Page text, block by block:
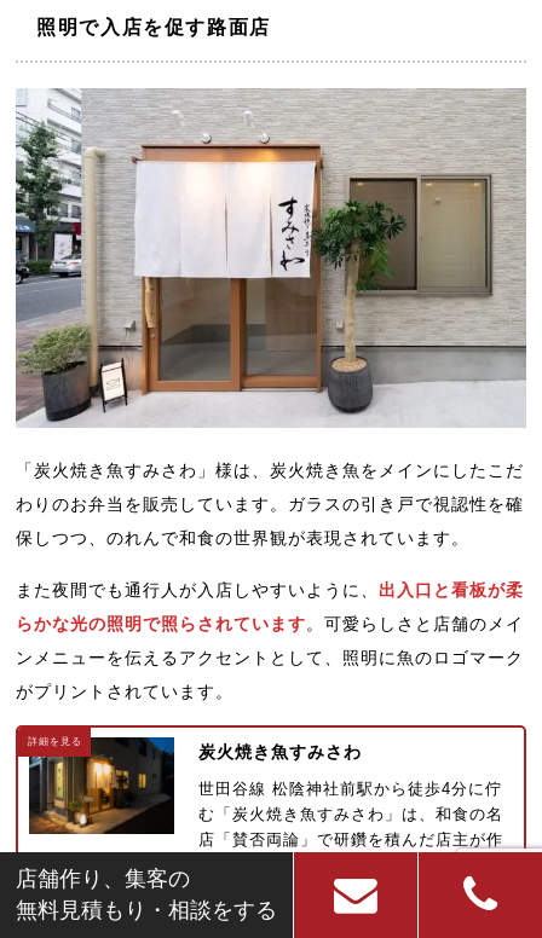
照明で入店を促す路面店
「炭火焼き魚すみさわ」様は、炭火焼き魚をメインにしたこだ
わりのお弁当を販売しています。ガラスの引き戸で視認性を確
保しつつ、のれんで和食の世界観が表現されています。
また夜間でも通行人が入店しやすいように、 出入口と看板が柔
らかな光の照明で照らされています。可愛らしさと店舗のメイ
ンメニューを伝えるアクセントとして、照明に魚のロゴマーク
がプリントされています。
炭火焼き魚すみさわ
世田谷線 松陰神社前駅から徒歩4分に佇
む「炭火焼き魚すみさわ」は、和食の名
店「賛否両論」で研鑽を積んだ店主が作
です。 店内は、割烹料理店をイメ…
店舗作り、集客の
無料見積もり・相談をする